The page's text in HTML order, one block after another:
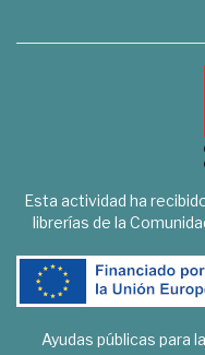
Esta actividad ha
librerías de la
Ayudas públicas para